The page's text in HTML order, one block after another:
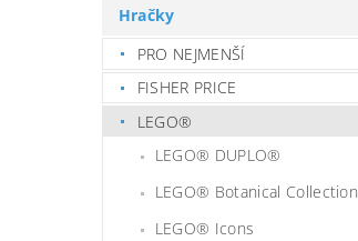
Hračky
PRO NEJMENŠÍ
FISHER PRICE
LEGO®
LEGO® DUPLO®
LEGO® Botanical Collection
LEGO® Icons